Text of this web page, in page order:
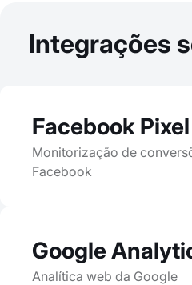
Integrações
Facebook Pixel
Monitorização de
Facebook
Google
Analítica web da Google